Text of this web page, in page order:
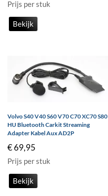
Prijs per stuk
Bekijk
Volvo S40 V40 S60 V70 C70 XC70 S80
HU Bluetooth Carkit Streaming
Adapter Kabel Aux AD2P
€ 69,95
Prijs per stuk
Bekijk